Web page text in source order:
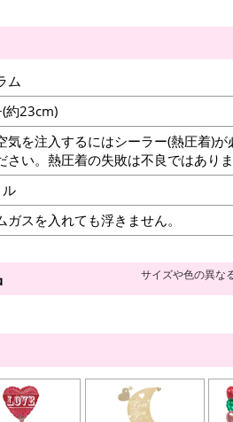
ム
約23cm)
気を注入するにはシーラー(熱圧着)
さい。熱圧着の失敗は不良ではあり
ガスを入れても浮きません。
サイズや色の異な